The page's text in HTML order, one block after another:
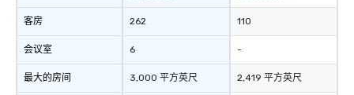
客房
会议室
最大的房间
262
6
3,000 平方英尺
110
-
2,419 平方英尺